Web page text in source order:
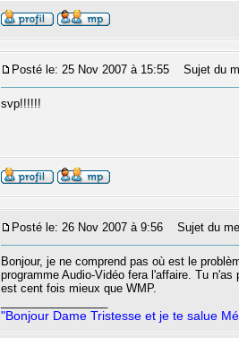
Posté le: 25 Nov 2007 à 15:55 Sujet du
svp!!!!!!
Posté le: 26 Nov 2007 à 9:56 Sujet du
Bonjour, je ne comprend pas où est le
programme Audio-Vidéo fera l'affaire. Tu
est cent fois mieux que WMP.
"Bonjour Dame Tristesse et je te salue